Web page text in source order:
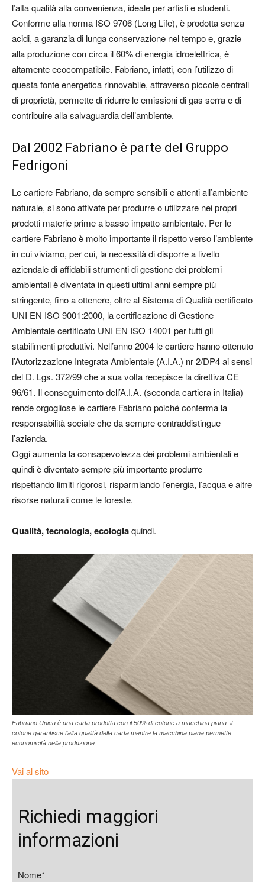
l’alta qualità alla convenienza, ideale per artisti e studenti.
Conforme alla norma ISO 9706 (Long Life), è prodotta senza
acidi, a garanzia di lunga conservazione nel tempo e, grazie
alla produzione con circa il 60% di energia idroelettrica, è
altamente ecocompatibile. Fabriano, infatti, con l’utilizzo di
questa fonte energetica rinnovabile, attraverso piccole centrali
di proprietà, permette di ridurre le emissioni di gas serra e di
contribuire alla salvaguardia dell’ambiente.
Dal 2002 Fabriano è parte del Gruppo
Fedrigoni
Le cartiere Fabriano, da sempre sensibili e attenti all’ambiente
naturale, si sono attivate per produrre o utilizzare nei propri
prodotti materie prime a basso impatto ambientale. Per le
cartiere Fabriano è molto importante il rispetto verso l’ambiente
in cui viviamo, per cui, la necessità di disporre a livello
aziendale di affidabili strumenti di gestione dei problemi
ambientali è diventata in questi ultimi anni sempre più
stringente, fino a ottenere, oltre al Sistema di Qualità certificato
UNI EN ISO 9001:2000, la certificazione di Gestione
Ambientale certificato UNI EN ISO 14001 per tutti gli
stabilimenti produttivi. Nell’anno 2004 le cartiere hanno ottenuto
l’Autorizzazione Integrata Ambientale (A.I.A.) nr 2/DP4 ai sensi
del D. Lgs. 372/99 che a sua volta recepisce la direttiva CE
96/61. Il conseguimento dell’A.I.A. (seconda cartiera in Italia)
rende orgogliose le cartiere Fabriano poiché conferma la
responsabilità sociale che da sempre contraddistingue
l’azienda.
Oggi aumenta la consapevolezza dei problemi ambientali e
quindi è diventato sempre più importante produrre
rispettando limiti rigorosi, risparmiando l’energia, l’acqua e altre
risorse naturali come le foreste.
Qualità, tecnologia, ecologiaquindi.
Fabriano Unica è una carta prodotta con il 50% di cotone a macchina piana: il
cotone garantisce l’alta qualità della carta mentre la macchina piana permette
economicità nella produzione.
Vai al sito
Richiedi maggiori
informazioni
Nome*